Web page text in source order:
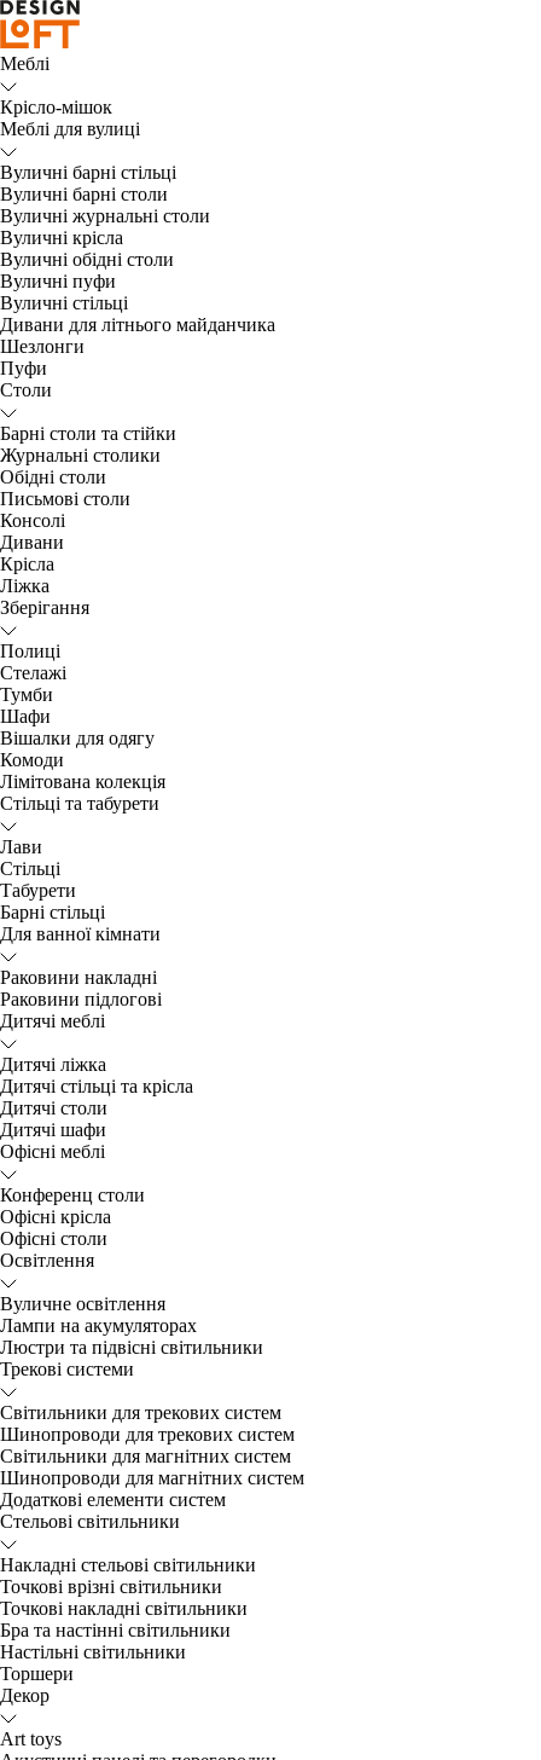
Меблі
Крісло-мішок
Меблі для вулиці
Вуличні барні стільці
Вуличні барні столи
Вуличні журнальні столи
Вуличні крісла
Вуличні обідні столи
Вуличні пуфи
Вуличні стільці
Дивани для літнього майданчика
Шезлонги
Пуфи
Столи
Барні столи та стійки
Журнальні столики
Обідні столи
Письмові столи
Консолі
Дивани
Крісла
Ліжка
Зберігання
Полиці
Стелажі
Тумби
Шафи
Вішалки для одягу
Комоди
Лімітована колекція
Стільці та табурети
Лави
Стільці
Табурети
Барні стільці
Для ванної кімнати
Раковини накладні
Раковини підлогові
Дитячі меблі
Дитячі ліжка
Дитячі стільці та крісла
Дитячі столи
Дитячі шафи
Офісні меблі
Конференц столи
Офісні крісла
Офісні столи
Освітлення
Вуличне освітлення
Лампи на акумуляторах
Люстри та підвісні світильники
Трекові системи
Світильники для трекових систем
Шинопроводи для трекових систем
Світильники для магнітних систем
Шинопроводи для магнітних систем
Додаткові елементи систем
Cтельові світильники
Накладні стельові світильники
Точкові врізні світильники
Точкові накладні світильники
Бра та настінні світильники
Настільні світильники
Торшери
Декор
Art toys